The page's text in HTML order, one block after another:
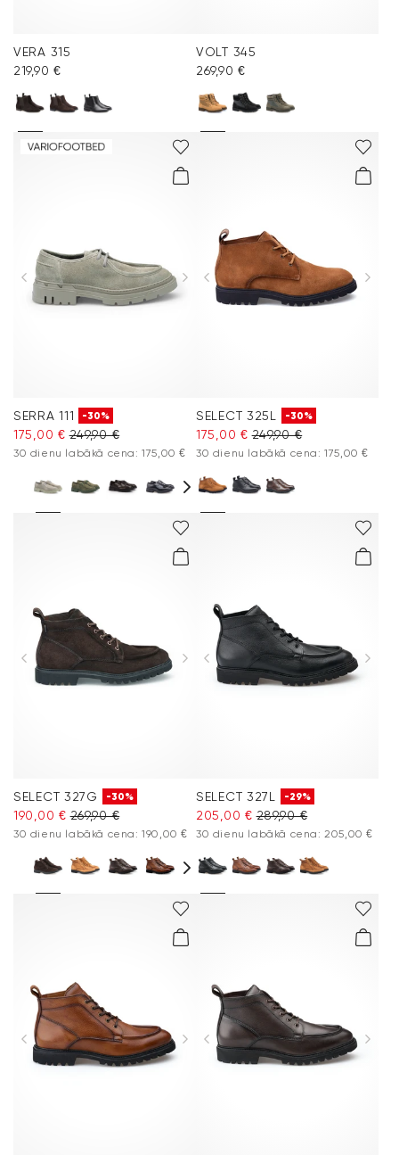
VERA 315
219,90 €
VOLT 345
269,90 €
SERRA 111 -30%
175,00 € 249,90 €
30 dienu labākā cena: 175,00 €
SELECT 325L -30%
175,00 € 249,90 €
30 dienu labākā cena: 175,00 €
SELECT 327G -30%
190,00 € 269,90 €
30 dienu labākā cena: 190,00 €
SELECT 327L -29%
205,00 € 289,90 €
30 dienu labākā cena: 205,00 €